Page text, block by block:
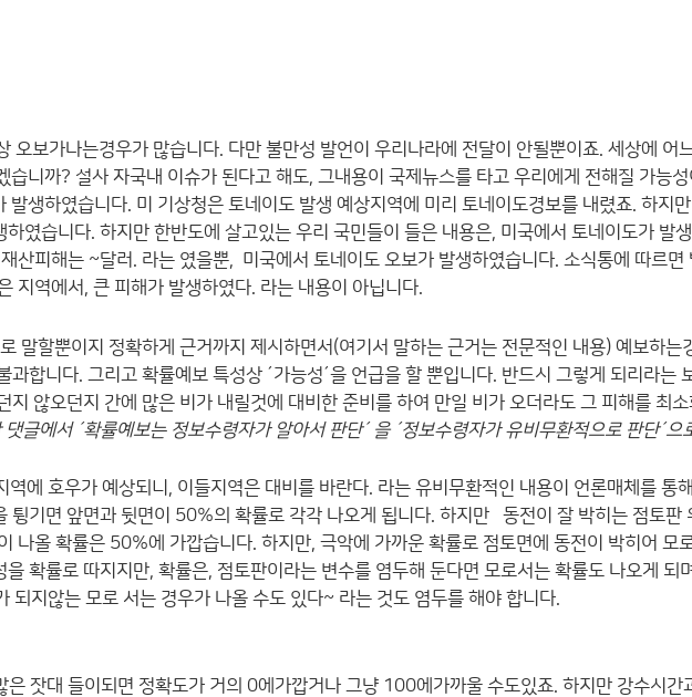
보가나는경우가 많습니다. 다만 불만성 발언이 우리나라에 전달이 안될뿐이죠. 세상에 어
니까? 설사 자국내 이슈가 된다고 해도, 그내용이 국제뉴스를 타고 우리에게 전해질 가능
생하였습니다. 미 기상청은 토네이도 발생 예상지역에 미리 토네이도경보를 내렸죠. 하지
였습니다. 하지만 한반도에 살고있는 우리 국민들이 들은 내용은, 미국에서 토네이도가 발
산피해는 ~달러. 라는 였을뿐, 미국에서 토네이도 오보가 발생하였습니다. 소식통에 따르면
지역에서, 큰 피해가 발생하였다. 라는 내용이 아닙니다.
말할뿐이지 정확하게 근거까지 제시하면서(여기서 말하는 근거는 전문적인 내용) 예보하는
합니다. 그리고 확률예보 특성상 ´가능성´을 언급을 할 뿐입니다. 반드시 그렇게 되리라는
않오던지 간에 많은 비가 내릴것에 대비한 준비를 하여 만일 비가 오더라도 그 피해를 최
글에서 ´확률예보는 정보수령자가 알아서 판단´ 을 ´정보수령자가 유비무환적으로 판단´으
에 호우가 예상되니, 이들지역은 대비를 바란다. 라는 유비무환적인 내용이 언론매체를 통
튕기면 앞면과 뒷면이 50%의 확률로 각각 나오게 됩니다. 하지만 동전이 잘 박히는 점토판
나올 확률은 50%에 가깝습니다. 하지만, 극악에 가까운 확률로 점토면에 동전이 박히어 모
확률로 따지지만, 확률은, 점토판이라는 변수를 염두해 둔다면 모로서는 확률도 나오게 되
지않는 모로 서는 경우가 나올 수도 있다~ 라는 것도 염두를 해야 합니다.
잣대 들이되면 정확도가 거의 0에가깝거나 그냥 100에가까울 수도있죠. 하지만 강수시간